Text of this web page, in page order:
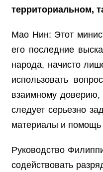
территориальном,
Мао Нин: Этот
его последние
народа, начисто
использовать
взаимному доверию,
следует серьезно
материалы и помощь
Руководство
содействовать